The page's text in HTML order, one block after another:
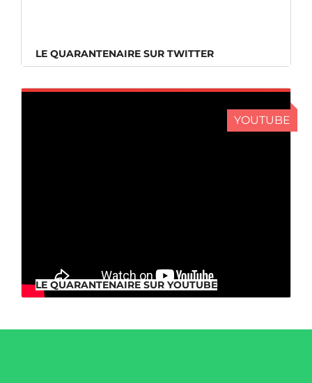
LE QUARANTENAIRE SUR TWITTER
YOUTUBE
LE QUARANTENAIRE SUR YOUTUBE